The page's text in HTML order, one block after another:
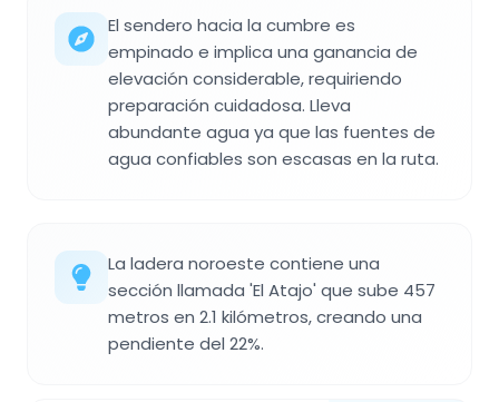
El sendero hacia la cumbre es
empinado e implica una ganancia de
elevación considerable, requiriendo
preparación cuidadosa. Lleva
abundante agua ya que las fuentes de
agua confiables son escasas en la ruta.
La ladera noroeste contiene una
sección llamada 'El Atajo' que sube 457
metros en 2.1 kilómetros, creando una
pendiente del 22%.